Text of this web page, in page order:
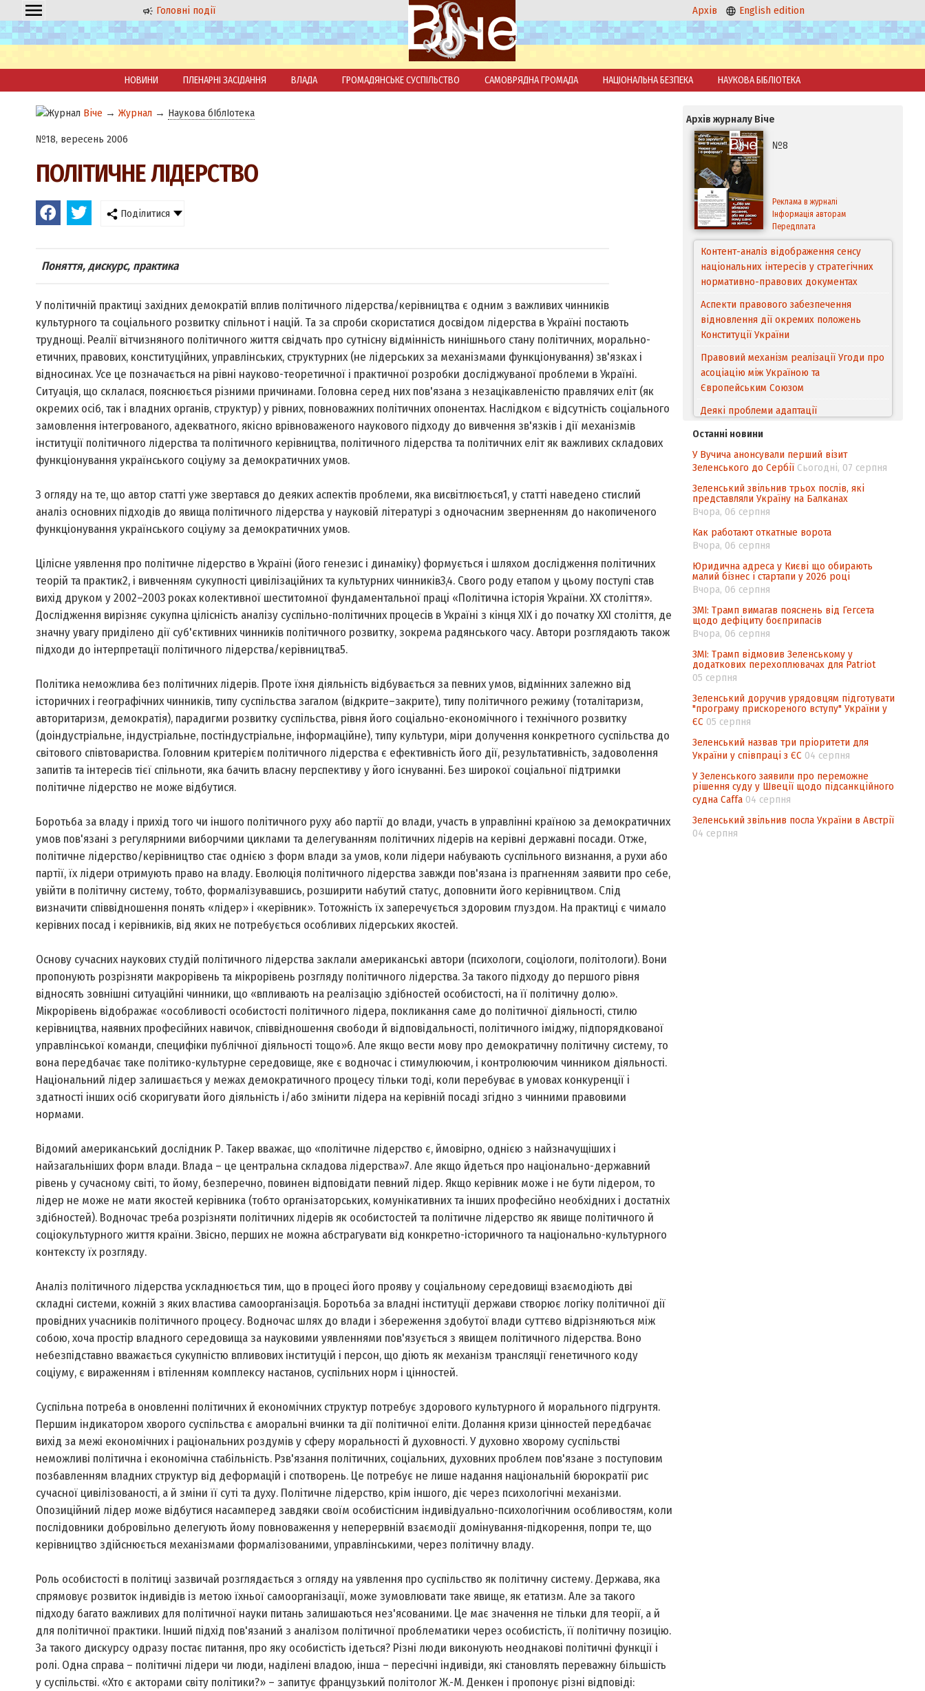
Головні події Архів English edition
НОВИНИ ПЛЕНАРНІ ЗАСІДАННЯ ВЛАДА ГРОМАДЯНСЬКЕ СУСПІЛЬСТВО САМОВРЯДНА ГРОМАДА НАЦІОНАЛЬНА БЕЗПЕКА НАУКОВА БІБЛІОТЕКА
Віче → Журнал → Наукова бІблІотека
№18, вересень 2006
ПОЛІТИЧНЕ ЛІДЕРСТВО
Поділитися
Поняття, дискурс, практика
У політичній практиці західних демократій вплив політичного лідерства/керівництва є одним з важливих чинників
культурного та соціального розвитку спільнот і націй. Та за спроби скористатися досвідом лідерства в Україні постають
труднощі. Реалії вітчизняного політичного життя свідчать про сутнісну відмінність нинішнього стану політичних, морально-
етичних, правових, конституційних, управлінських, структурних (не лідерських за механізмами функціонування) зв'язках і
відносинах. Усе це позначається на рівні науково-теоретичної і практичної розробки досліджуваної проблеми в Україні.
Ситуація, що склалася, пояснюється різними причинами. Головна серед них пов'язана з незацікавленістю правлячих еліт (як
окремих осіб, так і владних органів, структур) у рівних, повноважних політичних опонентах. Наслідком є відсутність соціального
замовлення інтегрованого, адекватного, якісно врівноваженого наукового підходу до вивчення зв'язків і дії механізмів
інституції політичного лідерства та політичного керівництва, політичного лідерства та політичних еліт як важливих складових
функціонування українського соціуму за демократичних умов.
З огляду на те, що автор статті уже звертався до деяких аспектів проблеми, яка висвітлюється1, у статті наведено стислий
аналіз основних підходів до явища політичного лідерства у науковій літературі з одночасним зверненням до накопиченого
функціонування українського соціуму за демократичних умов.
Цілісне уявлення про політичне лідерство в Україні (його генезис і динаміку) формується і шляхом дослідження політичних
теорій та практик2, і вивченням сукупності цивілізаційних та культурних чинників3,4. Свого роду етапом у цьому поступі став
вихід друком у 2002–2003 роках колективної шеститомної фундаментальної праці «Політична історія України. ХХ століття».
Дослідження вирізняє сукупна цілісність аналізу суспільно-політичних процесів в Україні з кінця ХІХ і до початку ХХІ століття, де
значну увагу приділено дії суб'єктивних чинників політичного розвитку, зокрема радянського часу. Автори розглядають також
підходи до інтерпретації політичного лідерства/керівництва5.
Політика неможлива без політичних лідерів. Проте їхня діяльність відбувається за певних умов, відмінних залежно від
історичних і географічних чинників, типу суспільства загалом (відкрите–закрите), типу політичного режиму (тоталітаризм,
авторитаризм, демократія), парадигми розвитку суспільства, рівня його соціально-економічного і технічного розвитку
(доіндустріальне, індустріальне, постіндустріальне, інформаційне), типу культури, міри долучення конкретного суспільства до
світового співтовариства. Головним критерієм політичного лідерства є ефективність його дії, результативність, задоволення
запитів та інтересів тієї спільноти, яка бачить власну перспективу у його існуванні. Без широкої соціальної підтримки
політичне лідерство не може відбутися.
Боротьба за владу і прихід того чи іншого політичного руху або партії до влади, участь в управлінні країною за демократичних
умов пов'язані з регулярними виборчими циклами та делегуванням політичних лідерів на керівні державні посади. Отже,
політичне лідерство/керівництво стає однією з форм влади за умов, коли лідери набувають суспільного визнання, а рухи або
партії, їх лідери отримують право на владу. Еволюція політичного лідерства завжди пов'язана із прагненням заявити про себе,
увійти в політичну систему, тобто, формалізувавшись, розширити набутий статус, доповнити його керівництвом. Слід
визначити співвідношення понять «лідер» і «керівник». Тотожність їх заперечується здоровим глуздом. На практиці є чимало
керівних посад і керівників, від яких не потребується особливих лідерських якостей.
Основу сучасних наукових студій політичного лідерства заклали американські автори (психологи, соціологи, політологи). Вони
пропонують розрізняти макрорівень та мікрорівень розгляду політичного лідерства. За такого підходу до першого рівня
відносять зовнішні ситуаційні чинники, що «впливають на реалізацію здібностей особистості, на її політичну долю».
Мікрорівень відображає «особливості особистості політичного лідера, покликання саме до політичної діяльності, стилю
керівництва, наявних професійних навичок, співвідношення свободи й відповідальності, політичного іміджу, підпорядкованої
управлінської команди, специфіки публічної діяльності тощо»6. Але якщо вести мову про демократичну політичну систему, то
вона передбачає таке політико-культурне середовище, яке є водночас і стимулюючим, і контролюючим чинником діяльності.
Національний лідер залишається у межах демократичного процесу тільки тоді, коли перебуває в умовах конкуренції і
здатності інших осіб скоригувати його діяльність і/або змінити лідера на керівній посаді згідно з чинними правовими
нормами.
Відомий американський дослідник Р. Такер вважає, що «політичне лідерство є, ймовірно, однією з найзначущіших і
найзагальніших форм влади. Влада – це центральна складова лідерства»7. Але якщо йдеться про національно-державний
рівень у сучасному світі, то йому, безперечно, повинен відповідати певний лідер. Якщо керівник може і не бути лідером, то
лідер не може не мати якостей керівника (тобто організаторських, комунікативних та інших професійно необхідних і достатніх
здібностей). Водночас треба розрізняти політичних лідерів як особистостей та політичне лідерство як явище політичного й
соціокультурного життя країни. Звісно, перших не можна абстрагувати від конкретно-історичного та національно-культурного
контексту їх розгляду.
Аналіз політичного лідерства ускладнюється тим, що в процесі його прояву у соціальному середовищі взаємодіють дві
складні системи, кожній з яких властива самоорганізація. Боротьба за владні інституції держави створює логіку політичної дії
провідних учасників політичного процесу. Водночас шлях до влади і збереження здобутої влади суттєво відрізняються між
собою, хоча простір владного середовища за науковими уявленнями пов'язується з явищем політичного лідерства. Воно
небезпідставно вважається сукупністю впливових інституцій і персон, що діють як механізм трансляції генетичного коду
соціуму, є вираженням і втіленням комплексу настанов, суспільних норм і цінностей.
Суспільна потреба в оновленні політичних й економічних структур потребує здорового культурного й морального підгрунтя.
Першим індикатором хворого суспільства є аморальні вчинки та дії політичної еліти. Долання кризи цінностей передбачає
вихід за межі економічних і раціональних роздумів у сферу моральності й духовності. У духовно хворому суспільстві
неможливі політична і економічна стабільність. Рзв'язання політичних, соціальних, духовних проблем пов'язане з поступовим
позбавленням владних структур від деформацій і спотворень. Це потребує не лише надання національній бюрократії рис
сучасної цивілізованості, а й зміни її суті та духу. Політичне лідерство, крім іншого, діє через психологічні механізми.
Опозиційний лідер може відбутися насамперед завдяки своїм особистісним індивідуально-психологічним особливостям, коли
послідовники добровільно делегують йому повноваження у неперервній взаємодії домінування-підкорення, попри те, що
керівництво здійснюється механізмами формалізованими, управлінськими, через політичну владу.
Роль особистості в політиці зазвичай розглядається з огляду на уявлення про суспільство як політичну систему. Держава, яка
спрямовує розвиток індивідів із метою їхньої самоорганізації, може зумовлювати таке явище, як етатизм. Але за такого
підходу багато важливих для політичної науки питань залишаються нез'ясованими. Це має значення не тільки для теорії, а й
для політичної практики. Інший підхід пов'язаний з аналізом політичної проблематики через особистість, її політичну позицію.
За такого дискурсу одразу постає питання, про яку особистість ідеться? Різні люди виконують неоднакові політичні функції і
ролі. Одна справа – політичні лідери чи люди, наділені владою, інша – пересічні індивіди, які становлять переважну більшість
у суспільстві. «Хто є акторами світу політики?» – запитує французький політолог Ж.-М. Денкен і пропонує різні відповіді:
Архів журналу Віче
№8
Реклама в журналі
Інформація авторам
Передплата
Контент-аналіз відображення сенсу
національних інтересів у стратегічних
нормативно-правових документах
Аспекти правового забезпечення
відновлення дії окремих положень
Конституції України
Правовий механізм реалізації Угоди про
асоціацію між Україною та
Європейським Cоюзом
Деякі проблеми адаптації
походження товарів відповідно до
Угоди про торговельні аспекти прав
інтелектуальної власності (TRIPS) у
контексті євроінтеграції
Аналіз виборчого законодавства щодо
підрахунку голосів виборців
Інформаційна безпека суспільства
Останні новини
У Вучича анонсували перший візит
Зеленського до Сербії Сьогодні, 07 серпня
Зеленський звільнив трьох послів, які
представляли Україну на Балканах
Вчора, 06 серпня
Как работают откатные ворота
Вчора, 06 серпня
Юридична адреса у Києві що обирають
малий бізнес і стартапи у 2026 році
Вчора, 06 серпня
ЗМІ: Трамп вимагав пояснень від Гегсета
щодо дефіциту боєприпасів
Вчора, 06 серпня
ЗМІ: Трамп відмовив Зеленському у
додаткових перехоплювачах для Patriot
05 серпня
Зеленський доручив урядовцям підготувати
"програму прискореного вступу" України у
ЄС 05 серпня
Зеленський назвав три пріоритети для
України у співпраці з ЄС 04 серпня
У Зеленського заявили про переможне
рішення суду у Швеції щодо підсанкційного
судна Caffa 04 серпня
Зеленський звільнив посла України в Австрії
04 серпня